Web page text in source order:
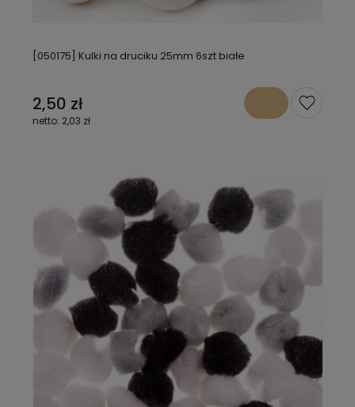
[050175] Kulki na druciku 25mm 6szt białe
2,50 zł
2,03 zł